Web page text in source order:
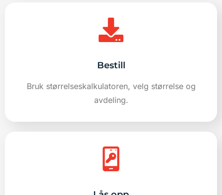
Bestill
Bruk størrelseskalkulatoren, velg størrelse og
avdeling.